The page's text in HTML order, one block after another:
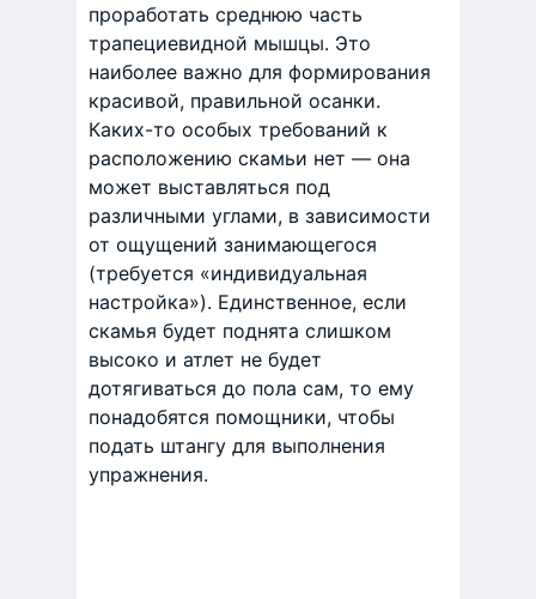
проработать среднюю часть
трапециевидной мышцы. Это
наиболее важно для формирования
красивой, правильной осанки.
Каких-то особых требований к
расположению скамьи нет — она
может выставляться под
различными углами, в зависимости
от ощущений занимающегося
(требуется «индивидуальная
настройка»). Единственное, если
скамья будет поднята слишком
высоко и атлет не будет
дотягиваться до пола сам, то ему
понадобятся помощники, чтобы
подать штангу для выполнения
упражнения.